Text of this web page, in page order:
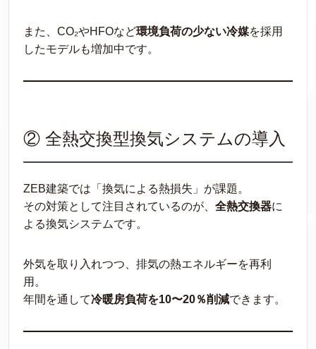
また、CO₂やHFOなど環境負荷の少ない冷媒を採用
したモデルも増加中です。
② 全熱交換型換気システムの導入
ZEB建築では「換気による熱損失」が課題。
その対策として注目されているのが、 全熱交換器に
よる換気システムです。
外気を取り入れつつ、排気の熱エネルギーを再利
用。
年間を通して冷暖房負荷を10〜20％削減できます。